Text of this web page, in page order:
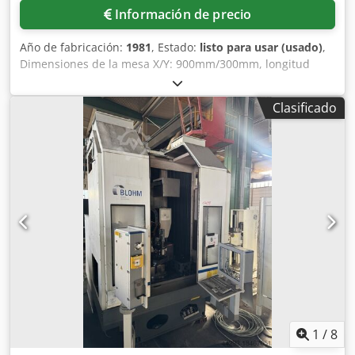
Información de precio
Año de fabricación: 1981, Estado: listo para usar (usado),
Dimensiones de la mesa X/Y: 900mm/300mm, longitud
máxima de rectificado: 900mm, anchura máxima de
rectificado: 350mm, distancia máxima entre el centro de la
mesa y el husillo: 575mm, carga máxima de la mesa:
670kg, movimiento longitudinal/transversal máximo de la
mesa: 859mm/300mm, velocidad del husillo de rectificado:
2800 rpm, diámetro exterior de la muela mín./máx.:
400mm/165mm, diámetro del orificio para 400mm:
127mm. Dimensiones de la máquina X/Y: aprox.
1100mm/1100mm, peso: aprox. 3100kg. Documentación
disponible. Es posible una inspección in situ. Cedox Tul
Uopfx Abboha
Clasificado
1 /8